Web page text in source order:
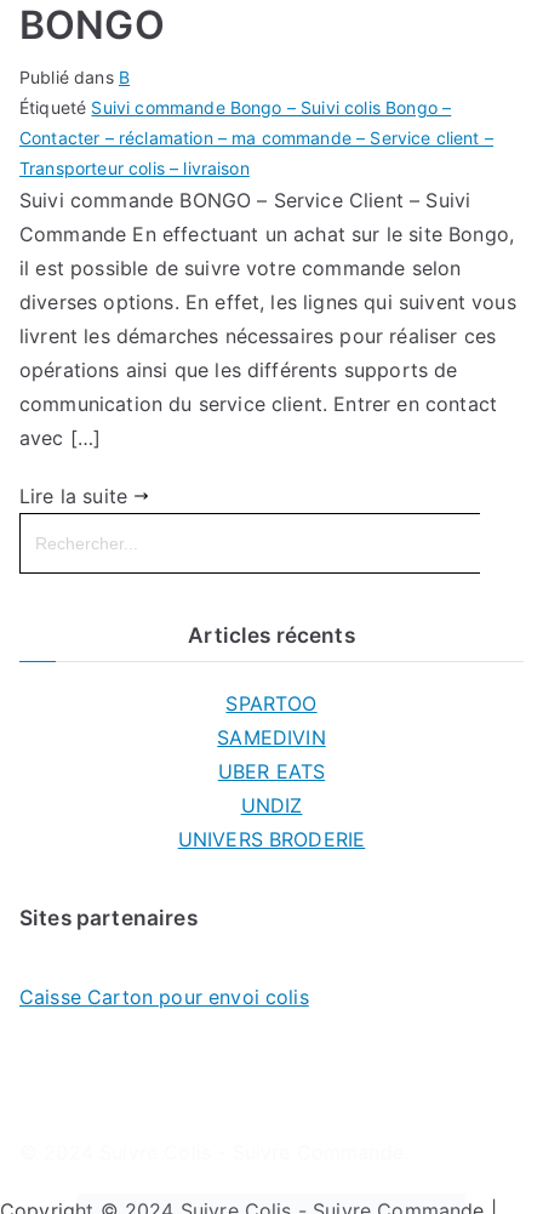
BONGO
Publié dans B
Étiqueté Suivi commande Bongo – Suivi colis Bongo –
Contacter – réclamation – ma commande – Service client –
Transporteur colis – livraison
Suivi commande BONGO – Service Client – Suivi
Commande En effectuant un achat sur le site Bongo,
il est possible de suivre votre commande selon
diverses options. En effet, les lignes qui suivent vous
livrent les démarches nécessaires pour réaliser ces
opérations ainsi que les différents supports de
communication du service client. Entrer en contact
avec […]
Lire la suite
Search
for:
Articles récents
SPARTOO
SAMEDIVIN
UBER EATS
UNDIZ
UNIVERS BRODERIE
Sites partenaires
Caisse Carton pour envoi colis